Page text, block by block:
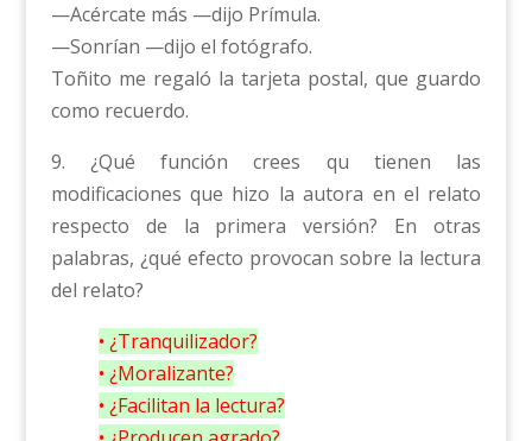
—Acércate más —dijo Prímula.
—Sonrían —dijo el fotógrafo.
Toñito me regaló la tarjeta postal, que guardo
como recuerdo.
9. ¿Qué función crees qu tienen las
modificaciones que hizo la autora en el relato
respecto de la primera versión? En otras
palabras, ¿qué efecto provocan sobre la lectura
del relato?
• ¿Tranquilizador?
• ¿Moralizante?
• ¿Facilitan la lectura?